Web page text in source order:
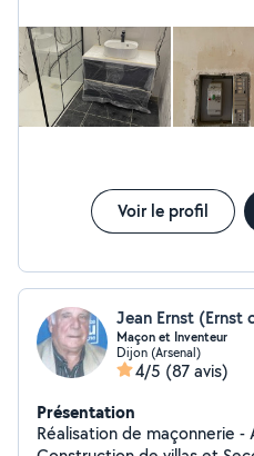
,,DÉMOLITION / Enlèvement gravats
MÉTIER Tout les jours 7j/7 jours férié également
Horaires : 08:00 - 22:00 Au plaisir je vous rendrai
service
Voir le profil
Maçon et Inventeur
Dijon (Arsenal)
4/5 (87 avis)
Présentation
Réalisation de maçonnerie -